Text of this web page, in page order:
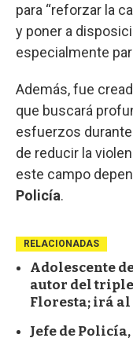
para “reforzar la
y poner a
especialmente
Además, fue
que buscará
esfuerzos
de reducir la
este campo
Policía.
RELACIONADAS
Adolescente
autor del
Floresta; irá
Jefe de